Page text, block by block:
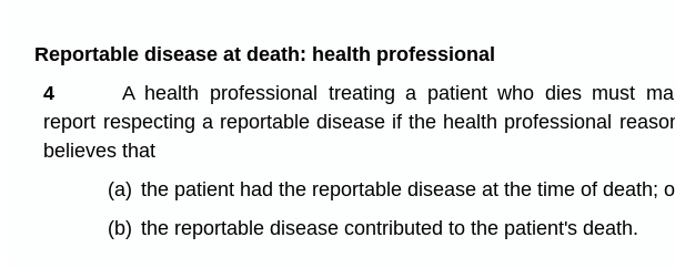
Reportable disease at death: health professional
4
A health professional treating a patient who dies must
report respecting a reportable disease if the health professional
believes that
(a) the patient had the reportable disease at the time of death;
(b) the reportable disease contributed to the patient's death.